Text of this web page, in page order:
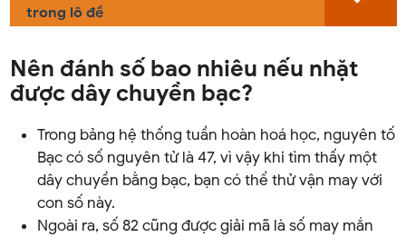
trong lô đề
Nên đánh số bao nhiêu nếu nhặt
được dây chuyền bạc?
Trong bảng hệ thống tuần hoàn hoá học, nguyên tố
Bạc có số nguyên tử là 47, vì vậy khi tìm thấy một
dây chuyền bằng bạc, bạn có thể thử vận may với
con số này.
Ngoài ra, số 82 cũng được giải mã là số may mắn